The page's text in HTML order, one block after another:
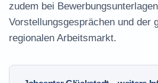
zudem bei
Vorstellungsgesprächen und der
regionalen Arbeitsmarkt.